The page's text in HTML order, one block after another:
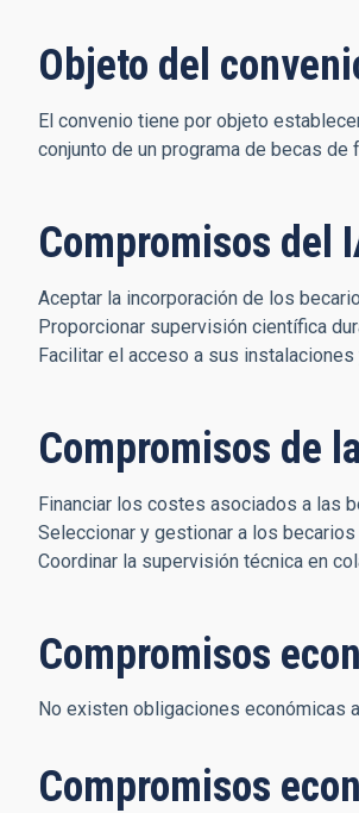
Objeto del
El convenio tiene por objeto
conjunto de un programa de becas
Compromisos del
Aceptar la incorporación de los
Proporcionar supervisión científica
Facilitar el acceso a sus
Compromisos de
Financiar los costes asociados a las
Seleccionar y gestionar a los
Coordinar la supervisión técnica en
Compromisos
No existen obligaciones económicas
Compromisos